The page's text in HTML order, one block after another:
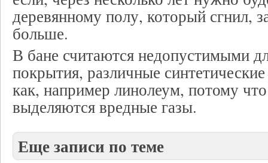
деревянному полу, который сгнил,
больше.
В бане считаются недопустимыми
покрытия, различные
как, например линолеум, потому
выделяются вредные газы.
Еще записи по теме